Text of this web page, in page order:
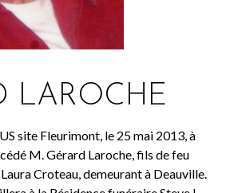
LAROCHE
site Fleurimont, le 25 mai 2013, à
M. Gérard Laroche, fils de feu
Croteau, demeurant à Deauville.